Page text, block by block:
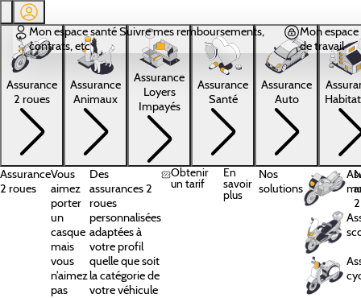
Aller au contenu principal
Mon espace santéSuivre mes remboursements,
contrats, etc
Mon
de travail
Assurance
2 roues
Assurance
Animaux
Assurance
Loyers
Impayés
Assurance
Santé
Assurance
Auto
Assurance
2 roues
Vous
aimez
porter
un
casque
mais
vous
n’aimez
pas
Des
assurances 2
roues
personnalisées
adaptées à
votre profil
quelle que soit
la catégorie de
votre véhicule
Obtenir
un tarif
En
savoir
plus
Nos
solutions